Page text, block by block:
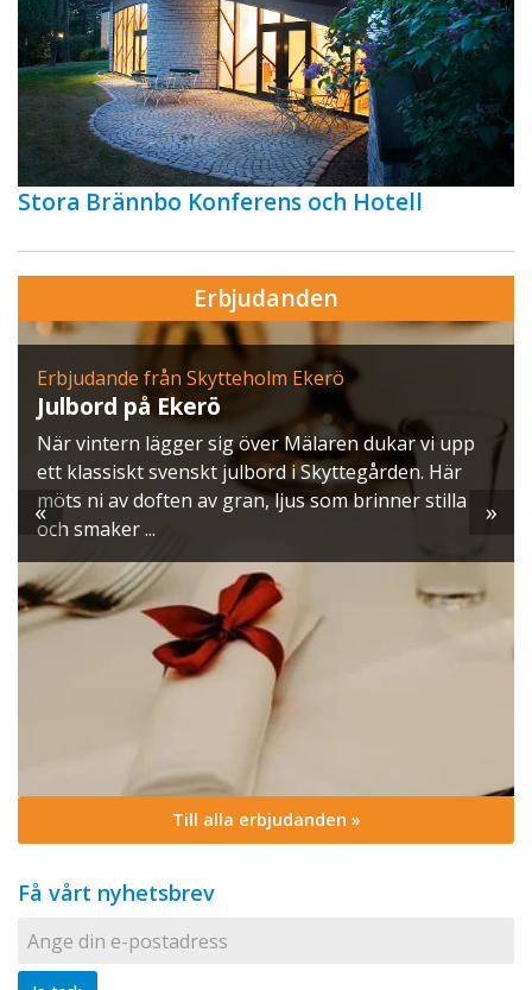
Stora Brännbo Konferens och Hotell
Erbjudanden
Ekerö
över Mälaren dukar vi upp
julbord i Skyttegården. Här
gran, ljus som brinner stilla
Erbjudande från
Konferens med
Ulfsunda Slott bjuder
möten möter magi,
finess.
« »
Till alla erbjudanden »
Få vårt nyhetsbrev